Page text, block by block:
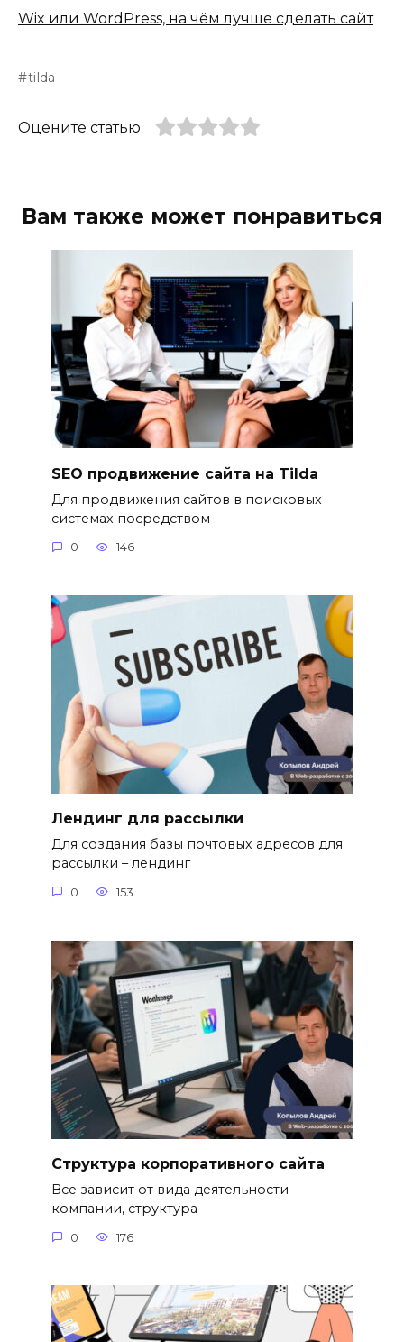
Wix или WordPress, на чём лучше сделать сайт
tilda
Оцените статью
Вам также может понравиться
SEO продвижение сайта на Tilda
Для продвижения сайтов в поисковых
системах посредством
0 146
Лендинг для рассылки
Для создания базы почтовых адресов для
рассылки – лендинг
0 153
Структура корпоративного сайта
Все зависит от вида деятельности
компании, структура
0 176